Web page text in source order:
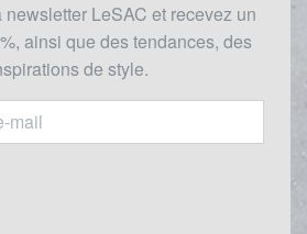
LeSAC et recevez un
ainsi que des tendances, des
de style.